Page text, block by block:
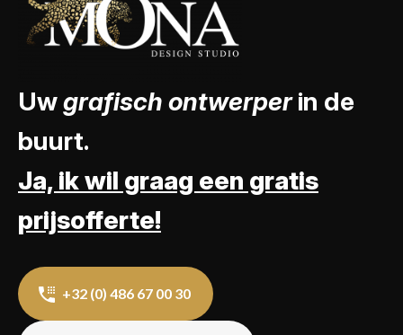
Uwgrafisch ontwerperin de
buurt.
Ja, ik wil graag een gratis
prijsofferte!
+32 (0) 486 67 00 30